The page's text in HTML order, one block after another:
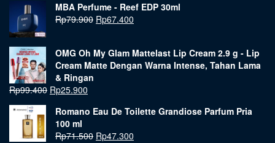
MBA Perfume - Reef EDP 30ml
Rp79.900 Rp67.400
OMG Oh My Glam Mattelast Lip Cream 2.9 g - Lip
Cream Matte Dengan Warna Intense, Tahan Lama
& Ringan
Rp99.400 Rp25.900
Romano Eau De Toilette Grandiose Parfum Pria
100 ml
Rp71.500 Rp47.300